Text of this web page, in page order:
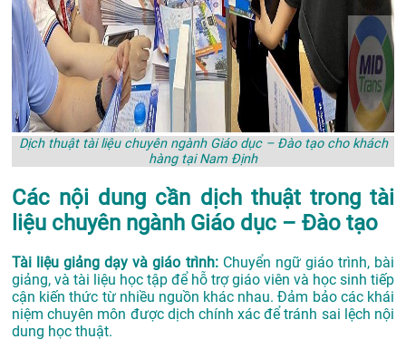
Dịch thuật tài liệu chuyên ngành Giáo dục – Đào tạo cho khách
hàng tại Nam Định
Các nội dung cần dịch thuật trong tài
liệu chuyên ngành Giáo dục – Đào tạo
Tài liệu giảng dạy và giáo trình: Chuyển ngữ giáo trình, bài
giảng, và tài liệu học tập để hỗ trợ giáo viên và học sinh tiếp
cận kiến thức từ nhiều nguồn khác nhau. Đảm bảo các khái
niệm chuyên môn được dịch chính xác để tránh sai lệch nội
dung học thuật.